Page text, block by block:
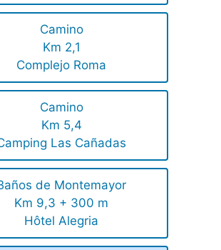
Camino
Km 2,1
Complejo Roma
Camino
Km 5,4
Las Cañadas
de Montemayor
Km 9,3 + 300 m
Hôtel Alegria